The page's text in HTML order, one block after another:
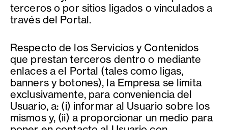
terceros o por sitios ligados o vinculados a
través del Portal.
Respecto de los Servicios y Contenidos
que prestan terceros dentro o mediante
enlaces a el Portal (tales como ligas,
banners y botones), la Empresa se limita
exclusivamente, para conveniencia del
Usuario, a: (i) informar al Usuario sobre los
mismos y, (ii) a proporcionar un medio para